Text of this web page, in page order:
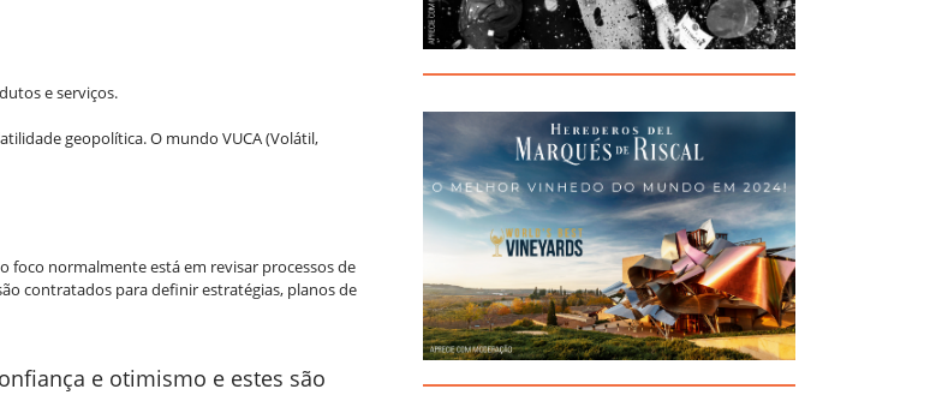
e serviços.
geopolítica. O mundo VUCA (Volátil,
foco normalmente está em revisar processos de
contratados para definir estratégias, planos de
e otimismo e estes são